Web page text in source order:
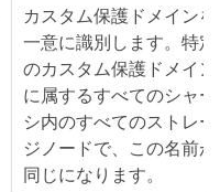
カスタム保護ドメインを
一意に識別します。特定
のカスタム保護ドメイン
に属するすべてのシャー
シ内のすべてのストレー
ジノードで、この名前が
同じになります。